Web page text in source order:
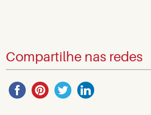
Compartilhe nas redes